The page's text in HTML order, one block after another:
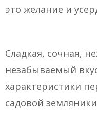
это желание и
Сладкая, сочная,
незабываемый
характеристики
садовой